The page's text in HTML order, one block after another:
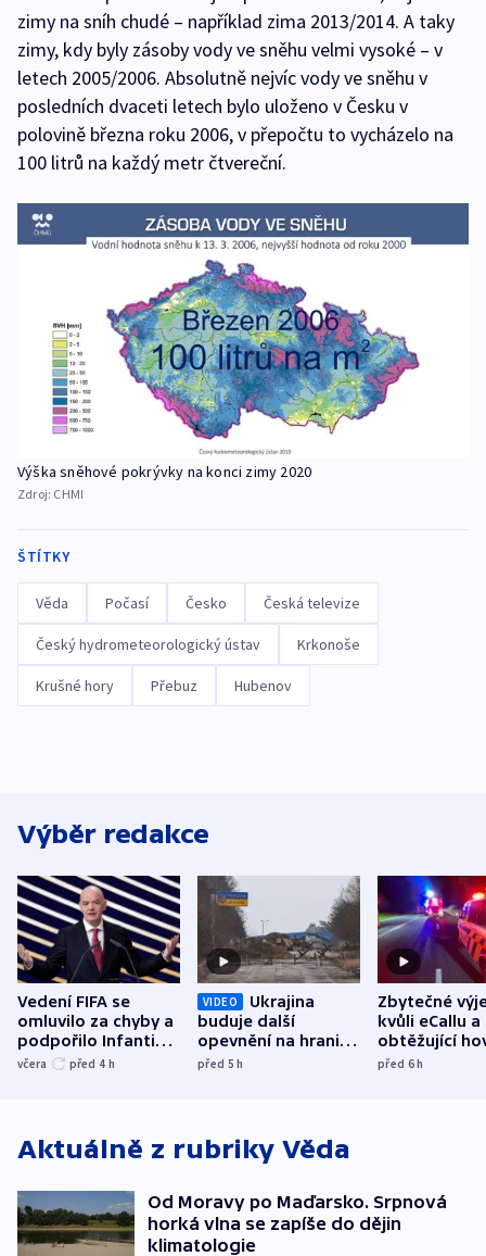
zimy na sníh chudé – například zima 2013/2014. A taky
zimy, kdy byly zásoby vody ve sněhu velmi vysoké – v
letech 2005/2006. Absolutně nejvíc vody ve sněhu v
posledních dvaceti letech bylo uloženo v Česku v
polovině března roku 2006, v přepočtu to vycházelo na
100 litrů na každý metr čtvereční.
Výška sněhové pokrývky na konci zimy 2020
Zdroj: CHMI
ŠTÍTKY
Věda Počasí Česko Česká televize
Český hydrometeorologický ústav Krkonoše
Krušné hory Přebuz Hubenov
Výběr redakce
Vedení FIFA se
omluvilo za chyby a
podpořilo Infantina.
UEFA trvá na
včera před 4 h
VIDEO
Ukrajina
buduje další
opevnění na hranici
s Běloruskem
před 5h
Zbytečné
kvůli eCallu a
obtěžující
zdržují
před 6h
Aktuálně z rubriky Věda
Od Moravy po Maďarsko. Srpnová
horká vlna se zapíše do dějin
klimatologie